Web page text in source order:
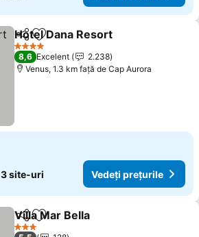
DistribuițiAdăugaţi la favorite
Hotel Dana Resort
4 Stele
8,6 Excelent
2.238
Venus, 1.3 km faţă de Cap Aurora
3 site-uri Vedeți prețurile
DistribuițiAdăugaţi la favorite
Villa Mar Bella
3 Stele